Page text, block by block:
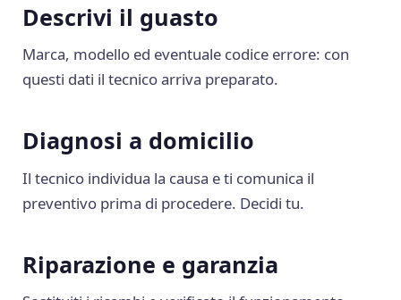
Descrivi il guasto
Marca, modello ed eventuale codice errore: con
questi dati il tecnico arriva preparato.
Diagnosi a domicilio
Il tecnico individua la causa e ti comunica il
preventivo prima di procedere. Decidi tu.
Riparazione e garanzia